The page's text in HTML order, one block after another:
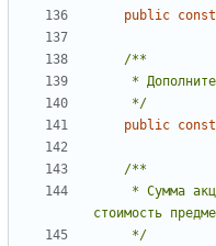
public const
     */
public const
     */